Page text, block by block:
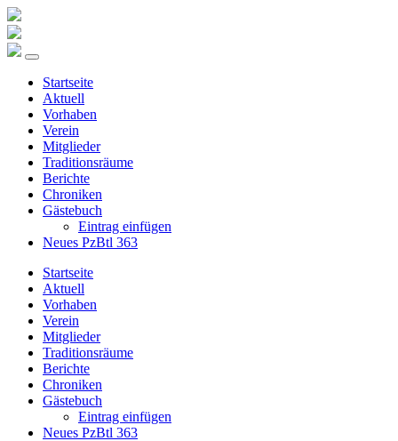
Startseite
Aktuell
Vorhaben
Verein
Mitglieder
Traditionsräume
Berichte
Chroniken
Gästebuch
Eintrag einfügen
Neues PzBtl 363
Startseite
Aktuell
Vorhaben
Verein
Mitglieder
Traditionsräume
Berichte
Chroniken
Gästebuch
Eintrag einfügen
Neues PzBtl 363